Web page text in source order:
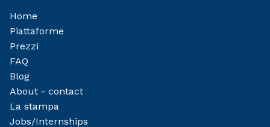
Home
Piattaforme
Prezzi
FAQ
Blog
About - contact
La stampa
Jobs/Internships